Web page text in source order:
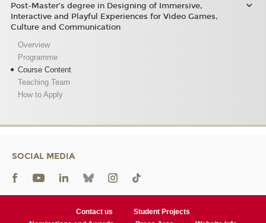
Post-Master’s degree in Designing of Immersive,
Interactive and Playful Experiences for Video Games,
Culture and Communication
Overview
Programme
Course Content
Teaching Team
How to Apply
SOCIAL MEDIA
Contact us
Student Projects